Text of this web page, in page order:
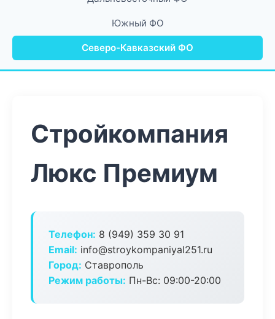
Южный ФО
Северо-Кавказский ФО
Стройкомпания
Люкс Премиум
Телефон: 8 (949) 359 30 91
Email: info@stroykompaniyal251.ru
Город: Ставрополь
Режим работы: Пн-Вс: 09:00-20:00